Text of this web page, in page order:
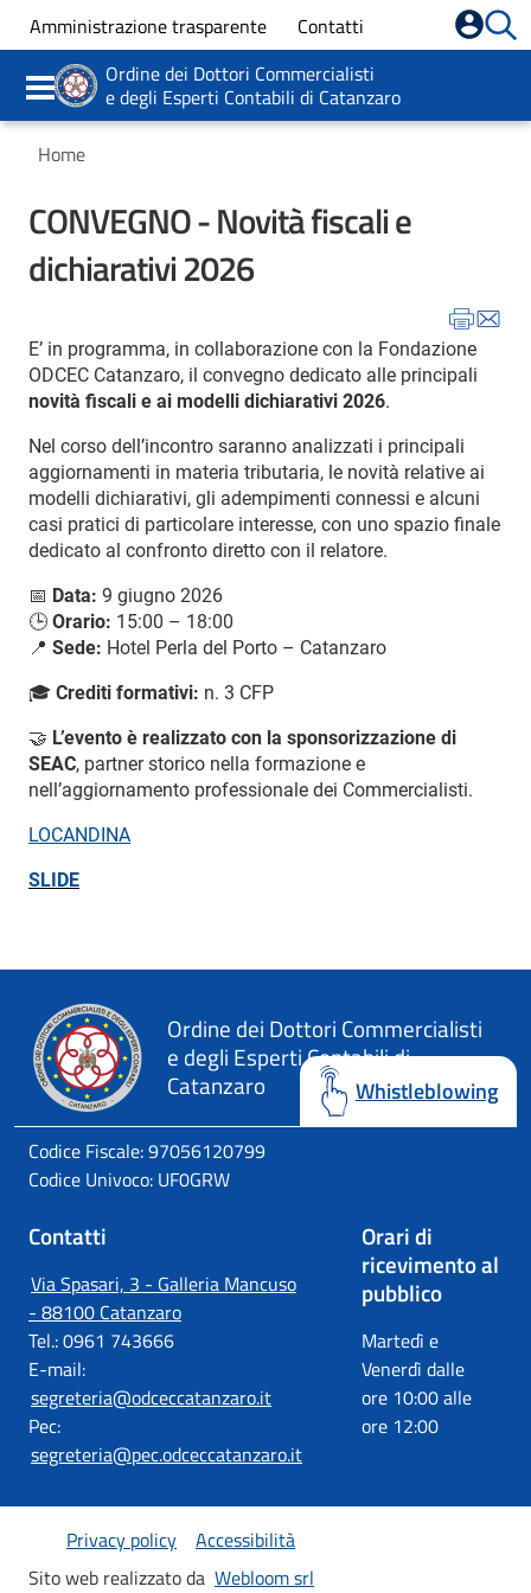
Amministrazione trasparente
Contatti
Ordine dei Dottori Commercialisti
e degli Esperti Contabili di Catanzaro
Formazione
Servizi
Comunicazioni
Home
CONVEGNO - Novità fiscali e
dichiarativi 2026
E’ in programma, in collaborazione con la Fondazione
ODCEC Catanzaro, il convegno dedicato alle principali
novità fiscali e ai modelli dichiarativi 2026.
Nel corso dell’incontro saranno analizzati i principali
aggiornamenti in materia tributaria, le novità relative ai
modelli dichiarativi, gli adempimenti connessi e alcuni
casi pratici di particolare interesse, con uno spazio finale
dedicato al confronto diretto con il relatore.
📅 Data: 9 giugno 2026
🕒 Orario: 15:00 – 18:00
📍 Sede: Hotel Perla del Porto – Catanzaro
🎓 Crediti formativi: n. 3 CFP
🤝 L’evento è realizzato con la sponsorizzazione di
SEAC, partner storico nella formazione e
nell’aggiornamento professionale dei Commercialisti.
LOCANDINA
SLIDE
Ordine dei Dottori Commercialisti
e degli Esperti Contabili di
Catanzaro
Whistleblowing
Codice Fiscale: 97056120799
Codice Univoco: UF0GRW
Contatti
Via Spasari, 3 - Galleria Mancuso
- 88100 Catanzaro
Tel.: 0961 743666
E-mail:
segreteria@odceccatanzaro.it
Pec:
segreteria@pec.odceccatanzaro.it
Orari di
ricevimento al
pubblico
Martedì e
Venerdì dalle
ore 10:00 alle
ore 12:00
Privacy policy
Accessibilità
Sito web realizzato da Webloom srl